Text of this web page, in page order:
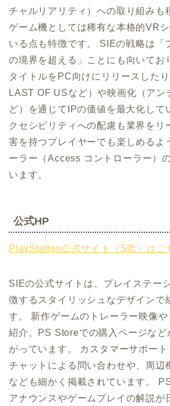
チャルリアリティ）への取り組みも
ゲーム機としては稀有な本格的VR
いる点も特徴です。 SIEの戦略は「
の境界を超える」ことにも向いてお
タイトルをPC向けにリリースした
LAST OF USなど）や映画化（アン
ど）を通じてIPの価値を最大化して
クセシビリティへの配慮も業界をリ
害を持つプレイヤーでも楽しめるよ
ーラー（Access コントローラー）
います。
公式HP
PlayStation公式サイト（SIE）はこ
SIEの公式サイトは、プレイステー
徴するスタイリッシュなデザインで
す。 新作ゲームのトレーラー映像や
紹介、PS Storeでの購入ページなど
がっています。 カスタマーサポート
チャットによる問い合わせや、周辺
なども細かく掲載されています。
アナウンスやゲームプレイの解説が